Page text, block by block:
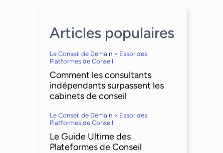
Articles populaires
Le Conseil de Demain > Essor des
Platformes de Conseil
Comment les consultants
indépendants surpassent les
cabinets de conseil
Le Conseil de Demain > Essor des
Platformes de Conseil
Le Guide Ultime des
Plateformes de Conseil